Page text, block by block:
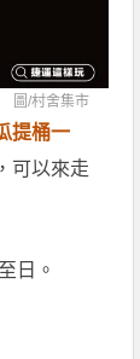
圖/村舍集市
提桶一
可以來走
日。